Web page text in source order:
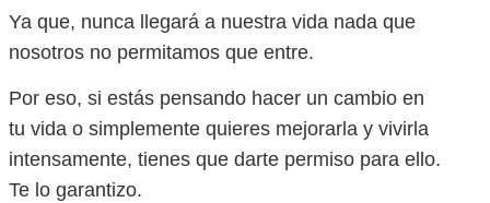
Ya que, nunca llegará a nuestra vida nada que
nosotros no permitamos que entre.
Por eso, si estás pensando hacer un cambio en
tu vida o simplemente quieres mejorarla y vivirla
intensamente, tienes que darte permiso para ello.
Te lo garantizo.